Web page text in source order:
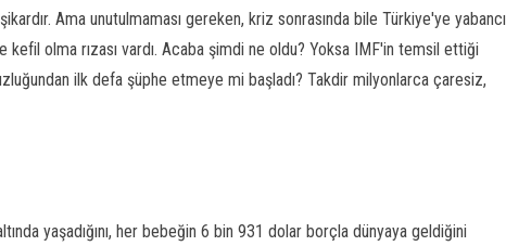
Ama unutulmaması gereken, kriz sonrasında bile Türkiye'ye yabancı
olma rızası vardı. Acaba şimdi ne oldu? Yoksa IMF'in temsil ettiği
ilk defa şüphe etmeye mi başladı? Takdir milyonlarca çaresiz,
yaşadığını, her bebeğin 6 bin 931 dolar borçla dünyaya geldiğini